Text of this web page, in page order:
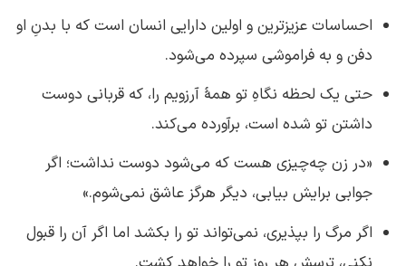
احساسات عزیزترین و اولین دارایی انسان است که با بدنِ او
دفن و به فراموشی سپرده می‌شود.
حتی یک لحظه نگاهِ تو همهٔ آرزویم را، که قربانی دوست
داشتن تو شده است، برآورده می‌کند.
«در زن چه‌چیزی هست که می‌شود دوست نداشت؛ اگر
جوابی برایش بیابی، دیگر هرگز عاشق نمی‌شوم.»
اگر مرگ را بپذیری، نمی‌تواند تو را بکشد اما اگر آن را قبول